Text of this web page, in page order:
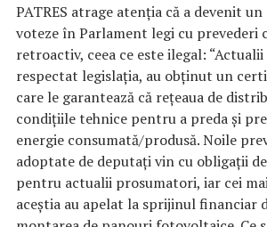
PATRES atrage atenția că a devenit un
voteze în Parlament legi cu prevederi
retroactiv, ceea ce este ilegal:
respectat legislația, au obținut un
care le garantează că rețeaua de
condițiile tehnice pentru a preda și
energie consumată/produsă. Noile
adoptate de deputați vin cu obligații
pentru actualii prosumatori, iar cei
aceștia au apelat la sprijinul financiar